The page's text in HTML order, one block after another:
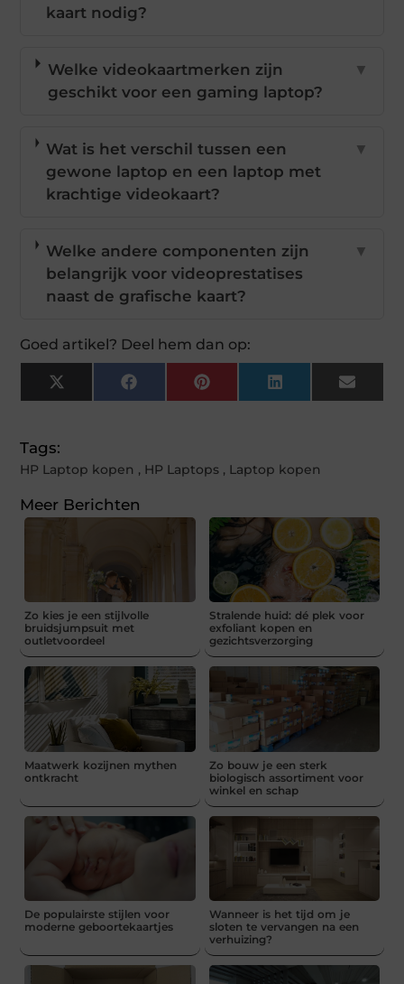
kaart nodig?
Welke videokaartmerken zijn
geschikt voor een gaming laptop?
▼
Wat is het verschil tussen een
gewone laptop en een laptop met
krachtige videokaart?
▼
Welke andere componenten zijn
belangrijk voor videoprestatises
naast de grafische kaart?
▼
Goed artikel? Deel hem dan op:
X
(Twitter)
FacebookPinterestLinkedInEmail
Tags:
HP Laptop kopen , HP Laptops , Laptop kopen
Meer Berichten
Zo kies je een stijlvolle
bruidsjumpsuit met
outletvoordeel
Stralende huid: dé plek voor
exfoliant kopen en
gezichtsverzorging
Maatwerk kozijnen mythen
ontkracht
Zo bouw je een sterk
biologisch assortiment voor
winkel en schap
De populairste stijlen voor
moderne geboortekaartjes
Wanneer is het tijd om je
sloten te vervangen na een
verhuizing?